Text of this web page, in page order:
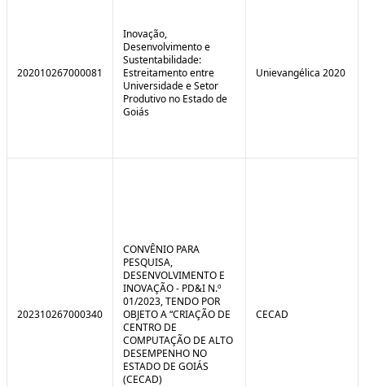
202010267000081
Inovação,
Desenvolvimento e
Sustentabilidade:
Estreitamento entre
Universidade e Setor
Produtivo no Estado de
Goiás
Unievangélica 2020
202310267000340
CONVÊNIO PARA
PESQUISA,
DESENVOLVIMENTO E
INOVAÇÃO - PD&I N.º
01/2023, TENDO POR
OBJETO A “CRIAÇÃO DE
CENTRO DE
COMPUTAÇÃO DE ALTO
DESEMPENHO NO
ESTADO DE GOIÁS
(CECAD)
CECAD